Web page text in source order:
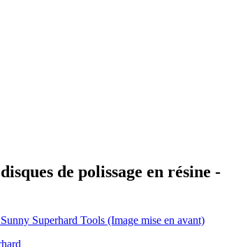
de polissage en résine -